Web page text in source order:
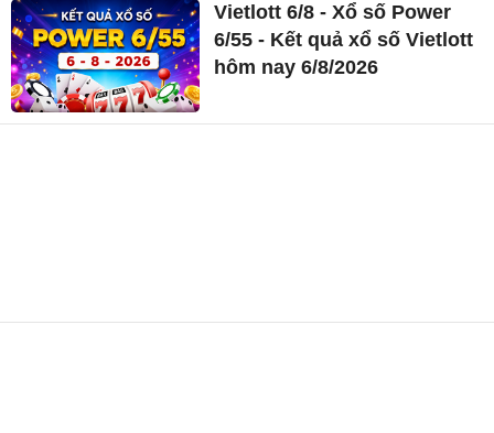
Vietlott 6/8 - Xổ số Power
6/55 - Kết quả xổ số Vietlott
hôm nay 6/8/2026